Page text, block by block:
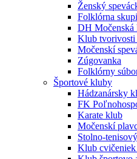
Ženský
Folklórna
DH Močenská
Klub
Močenskí
Zúgovanka
Folklórny
Športové kluby
Hádzanársky
FK
Karate klub
Močenskí
Stolno-
Klub